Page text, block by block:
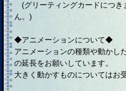
(グリーティングカードにつき
ん。)
◆アニメーションについて◆
アニメーションの種類や動かし
の延長をお願いしています。
大きく動かすものについてはお